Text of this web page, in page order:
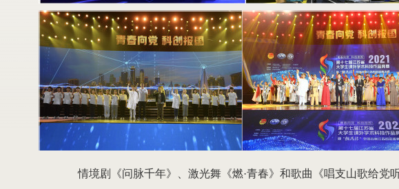
情境剧《问脉千年》、激光舞《燃·青春》和歌曲《唱支山歌给党